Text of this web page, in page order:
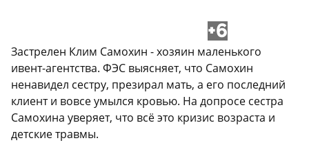
+6
Застрелен Клим Самохин - хозяин маленького
ивент-агентства. ФЭС выясняет, что Самохин
ненавидел сестру, презирал мать, а его последний
клиент и вовсе умылся кровью. На допросе сестра
Самохина уверяет, что всё это кризис возраста и
детские травмы.